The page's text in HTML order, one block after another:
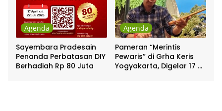
Agenda
Sayembara Pradesain
Penanda Perbatasan DIY
Berhadiah Rp 80 Juta
Agenda
Pameran “Merintis
Pewaris” di Grha Keris
Yogyakarta, Digelar 17 –